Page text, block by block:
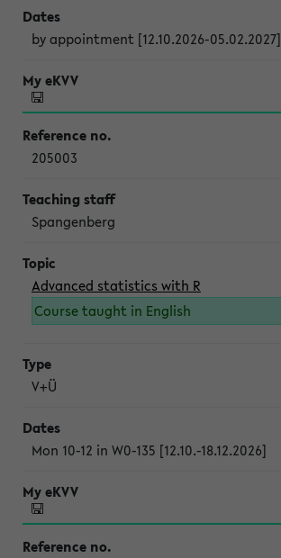
by appointment [12.10.2026-05.02.2027]
205003
Spangenberg
Advanced statistics with R
Course taught in English
V+Ü
Mon 10-12 in W0-135 [12.10.-18.12.2026]